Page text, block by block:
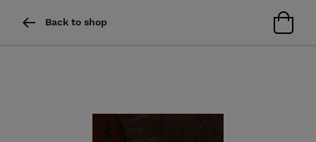
Back to shop